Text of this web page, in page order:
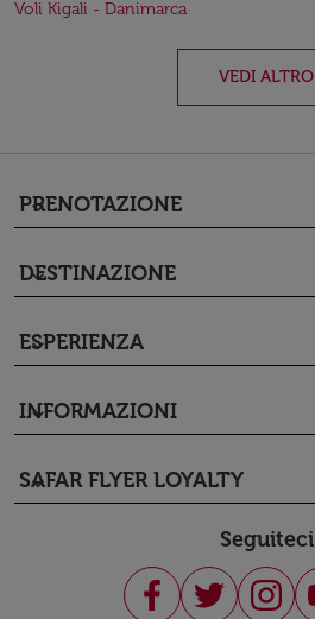
Voli Kigali - Danimarca
VEDI ALTRO
PRENOTAZIONE
keyboard_arrow_down
DESTINAZIONE
keyboard_arrow_down
ESPERIENZA
keyboard_arrow_down
INFORMAZIONI
keyboard_arrow_down
SAFAR FLYER LOYALTY
keyboard_arrow_down
Seguiteci